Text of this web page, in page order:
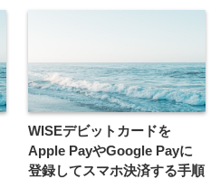
WISEデビットカードを
Apple PayやGoogle Payに
登録してスマホ決済する手順